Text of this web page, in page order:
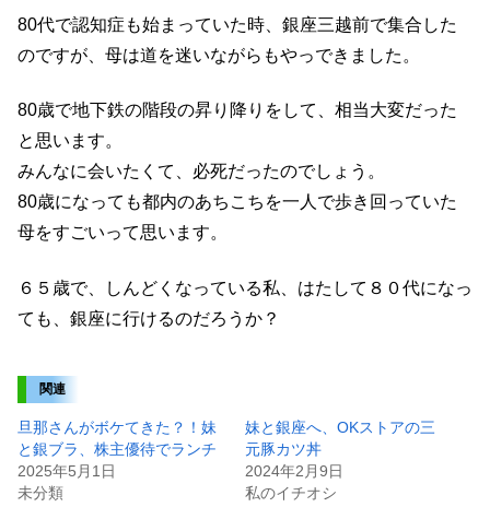
80代で認知症も始まっていた時、銀座三越前で集合した
のですが、母は道を迷いながらもやっできました。
80歳で地下鉄の階段の昇り降りをして、相当大変だった
と思います。
みんなに会いたくて、必死だったのでしょう。
80歳になっても都内のあちこちを一人で歩き回っていた
母をすごいって思います。
６５歳で、しんどくなっている私、はたして８０代になっ
ても、銀座に行けるのだろうか？
関連
旦那さんがボケてきた？！妹
と銀ブラ、株主優待でランチ
2025年5月1日
未分類
妹と銀座へ、OKストアの三
元豚カツ丼
2024年2月9日
私のイチオシ